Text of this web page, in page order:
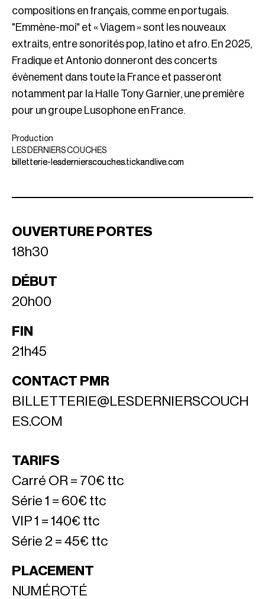
compositions en français, comme en portugais.
"Emmène-moi" et « Viagem » sont les nouveaux
extraits, entre sonorités pop, latino et afro. En 2025,
Fradique et Antonio donneront des concerts
évènement dans toute la France et passeront
notamment par la Halle Tony Garnier, une première
pour un groupe Lusophone en France.
Production
LES DERNIERS COUCHES
billetterie-lesdernierscouches.tickandlive.com
OUVERTURE PORTES
18h30
DÉBUT
20h00
FIN
21h45
CONTACT PMR
BILLETTERIE@LESDERNIERSCOUCH
ES.COM
TARIFS
Carré OR = 70€ ttc
Série 1 = 60€ ttc
VIP 1 = 140€ ttc
Série 2 = 45€ ttc
PLACEMENT
NUMÉROTÉ